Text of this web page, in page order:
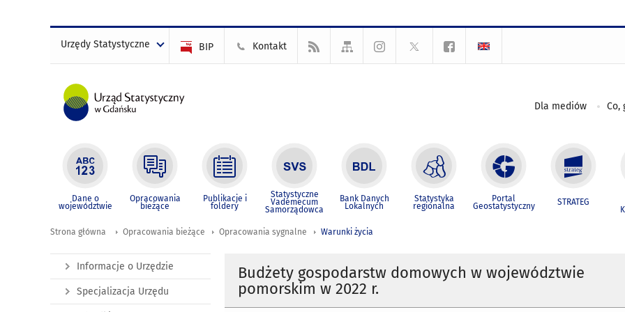
Urzędy Statystyczne BIP Kontakt
Dla mediów Co,
Dane o
województwie
Opracowania
bieżące
Publikacje i
foldery
Statystyczne
Vademecum
Samorządowca
Bank Danych
Lokalnych
Statystyka
regionalna
Portal
Geostatystyczny STRATEG
Strona główna Opracowania bieżące Opracowania sygnalne Warunki życia
Budżety gospodarstw domowych w województwie
pomorskim w 2022 r.
Informacje o Urzędzie
Specjalizacja Urzędu